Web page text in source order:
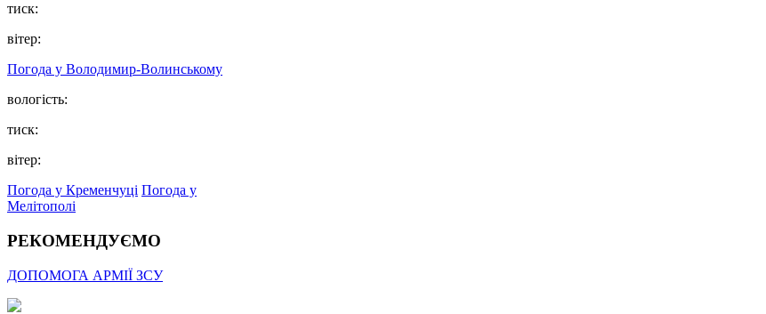
тиск:
вітер:
Погода у Володимир-Волинському
вологість:
тиск:
вітер:
Погода у Кременчуці Погода у
Мелітополі
РЕКОМЕНДУЄМО
ДОПОМОГА АРМІЇ ЗСУ